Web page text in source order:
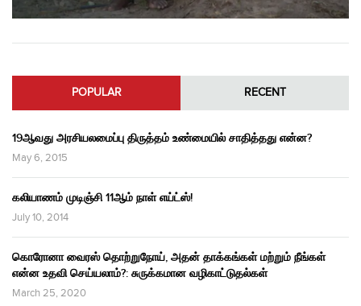
POPULAR RECENT
19ஆவது அரசியலமைப்பு திருத்தம் உண்மையில் சாதித்தது என்ன?
May 6, 2015
கலியாணம் முடிஞ்சி 11ஆம் நாள் எய்ட்ஸ்!
July 10, 2014
கொரோனா வைரஸ் தொற்றுநோய், அதன் தாக்கங்கள் மற்றும் நீங்கள்
என்ன உதவி செய்யலாம்?: சுருக்கமான வழிகாட்டுதல்கள்
March 25, 2020